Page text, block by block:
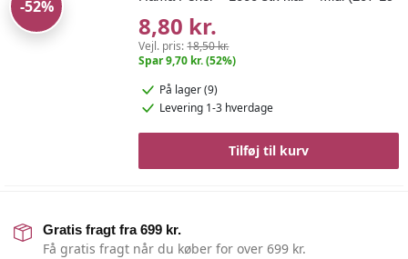
-52%
8,80 kr.
Vejl. pris:18,50 kr.
Spar 9,70 kr. (52%)
På lager (9)
Levering 1-3 hverdage
Tilføj til kurv
Gratis fragt fra 699 kr.
Få gratis fragt når du køber for over 699 kr.